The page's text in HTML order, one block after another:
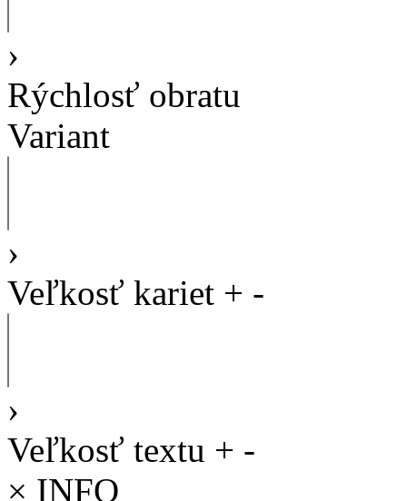
›
Rýchlosť obratu
Variant
›
Veľkosť kariet + -
›
Veľkosť textu + -
× INFO